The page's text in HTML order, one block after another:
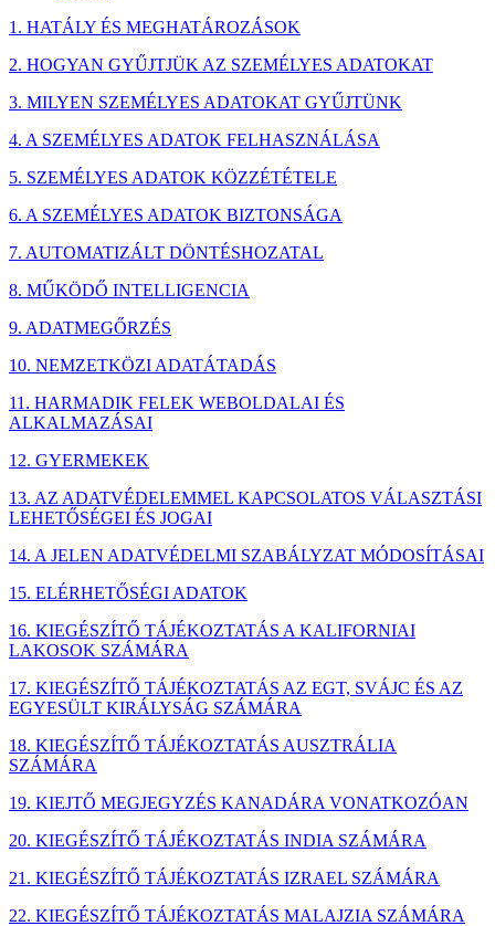
1. HATÁLY ÉS MEGHATÁROZÁSOK
2. HOGYAN GYŰJTJÜK AZ SZEMÉLYES ADATOKAT
3. MILYEN SZEMÉLYES ADATOKAT GYŰJTÜNK
4. A SZEMÉLYES ADATOK FELHASZNÁLÁSA
5. SZEMÉLYES ADATOK KÖZZÉTÉTELE
6. A SZEMÉLYES ADATOK BIZTONSÁGA
7. AUTOMATIZÁLT DÖNTÉSHOZATAL
8. MŰKÖDŐ INTELLIGENCIA
9. ADATMEGŐRZÉS
10. NEMZETKÖZI ADATÁTADÁS
11. HARMADIK FELEK WEBOLDALAI ÉS
ALKALMAZÁSAI
12. GYERMEKEK
13. AZ ADATVÉDELEMMEL KAPCSOLATOS VÁLASZTÁSI
LEHETŐSÉGEI ÉS JOGAI
14. A JELEN ADATVÉDELMI SZABÁLYZAT MÓDOSÍTÁSAI
15. ELÉRHETŐSÉGI ADATOK
16. KIEGÉSZÍTŐ TÁJÉKOZTATÁS A KALIFORNIAI
LAKOSOK SZÁMÁRA
17. KIEGÉSZÍTŐ TÁJÉKOZTATÁS AZ EGT, SVÁJC ÉS AZ
EGYESÜLT KIRÁLYSÁG SZÁMÁRA
18. KIEGÉSZÍTŐ TÁJÉKOZTATÁS AUSZTRÁLIA
SZÁMÁRA
19. KIEJTŐ MEGJEGYZÉS KANADÁRA VONATKOZÓAN
20. KIEGÉSZÍTŐ TÁJÉKOZTATÁS INDIA SZÁMÁRA
21. KIEGÉSZÍTŐ TÁJÉKOZTATÁS IZRAEL SZÁMÁRA
22. KIEGÉSZÍTŐ TÁJÉKOZTATÁS MALAJZIA SZÁMÁRA